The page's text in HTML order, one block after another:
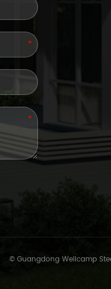
© Guangdong Wellcamp